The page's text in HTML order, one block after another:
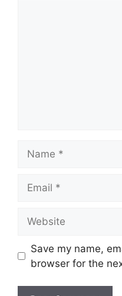
Save my name,
browser for the